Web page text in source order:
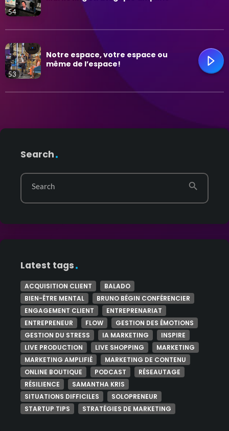
Mode de vie et affaires
Plein air
Psychologie
trending_flat
54
53
Notre espace, votre espace ou
même de l’espace!
Search
Search search
Latest tags
ACQUISITION CLIENT
BALADO
BIEN-ÊTRE MENTAL
BRUNO BÉGIN CONFÉRENCIER
ENGAGEMENT CLIENT
ENTREPRENARIAT
ENTREPRENEUR
FLOW
GESTION DES ÉMOTIONS
GESTION DU STRESS
IA MARKETING
INSPIRE
LIVE PRODUCTION
LIVE SHOPPING
MARKETING
MARKETING AMPLIFIÉ
MARKETING DE CONTENU
ONLINE BOUTIQUE
PODCAST
RÉSEAUTAGE
RÉSILIENCE
SAMANTHA KRIS
SITUATIONS DIFFICILES
SOLOPRENEUR
STARTUP TIPS
STRATÉGIES DE MARKETING